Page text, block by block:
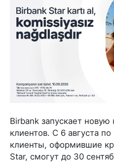
Birbank запускает
клиентов. С 6 августа
клиенты, оформившие
Star, смогут до 30